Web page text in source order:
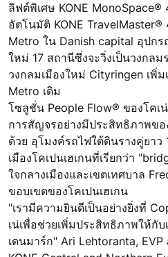
ลิฟต์พิเศษ KONE
อัตโนมัติ KONE
Metro ใน Danish capital อุปก
ใหม่ 17 สถานีซึ่งจะวิ่งเป็นวงกล
วงกลมเมืองใหม่ Cityringen เพิ่
Metro เดิม
โซลูชั่น People Flow® ของโคเ
การสัญจรอย่างมีประสิทธิภาพข
ด้วย อุโมงค์รถไฟใต้ดินรางคู่ยาว
เมืองโคเปนเฮเกนที่เรียกว่า
ใจกลางเมืองและเขตเทศบาล
ขอบเขตของโคเปนเฮเกน
"เรามีความยินดีเป็นอย่างยิ่งที่
เน่เพื่อช่วยเพิ่มประสิทธิภาพให้กั
เดนมาร์ก" Ari Lehtoranta,